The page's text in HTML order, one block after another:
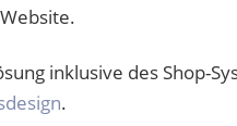
inklusive des Shop-
.